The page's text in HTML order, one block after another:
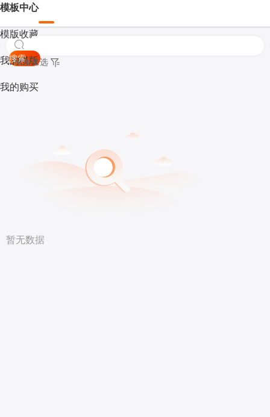
模板中心
模版收藏
我的模版
我的购买
搜索
模板筛选
暂无数据